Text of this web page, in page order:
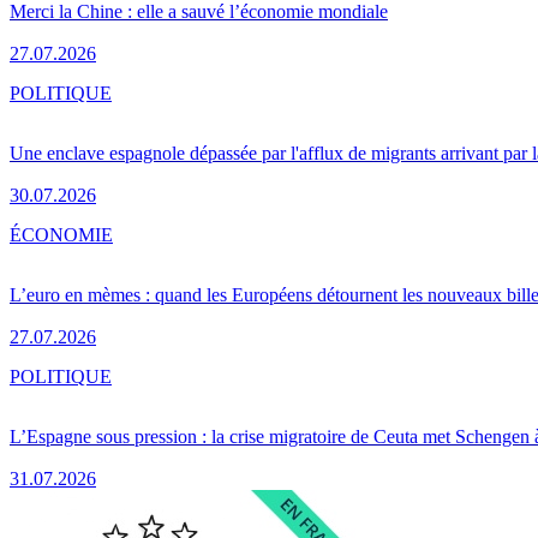
Merci la Chine : elle a sauvé l’économie mondiale
27.07.2026
Une enclave espagnole dépassée par l'afflux de migrants arrivant par
30.07.2026
POLITIQUE
L’euro en mèmes : quand les Européens détournent les nouveaux
27.07.2026
ÉCONOMIE
L’Espagne sous pression : la crise migratoire de Ceuta met Schengen
31.07.2026
POLITIQUE